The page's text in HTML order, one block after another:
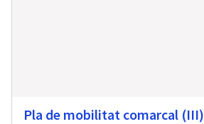
Pla de mobilitat comarcal (III)